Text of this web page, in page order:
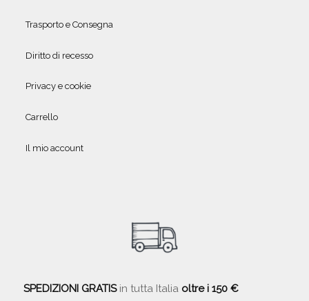
Trasporto e Consegna
Diritto di recesso
Privacy e cookie
Carrello
Il mio account
SPEDIZIONI GRATISin tutta Italia oltre i 150 €